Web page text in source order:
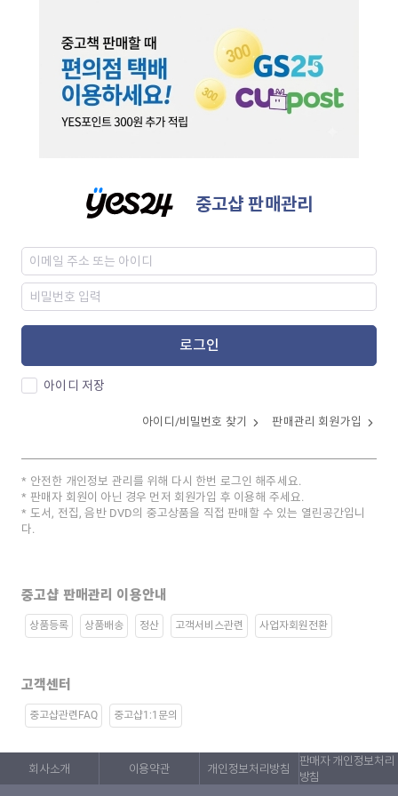
중고샵 판매관리
로그인
아이디 저장
아이디/비밀번호 찾기 판매관리 회원가입
안전한 개인정보 관리를 위해 다시 한번 로그인 해주세요.
판매자 회원이 아닌 경우 먼저 회원가입 후 이용해 주세요.
도서, 전집, 음반 DVD의 중고상품을 직접 판매할 수 있는 열린공간입니
다.
중고샵 판매관리 이용안내
상품등록 상품배송 정산 고객서비스관련 사업자회원전환
고객센터
중고샵관련FAQ 중고샵1:1문의
회사소개 이용약관 개인정보처리방침
판매자 개인정보처리
방침